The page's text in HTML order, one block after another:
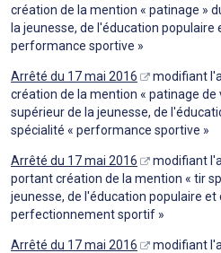
création de la mention « patinage »
la jeunesse, de l'éducation populaire
performance sportive »
Arrêté du 17 mai 2016
modifiant
création de la mention « patinage
supérieur de la jeunesse, de
spécialité « performance sportive »
Arrêté du 17 mai 2016
modifiant
portant création de la mention « tir
jeunesse, de l'éducation populaire et
perfectionnement sportif »
Arrêté du 17 mai 2016
modifiant